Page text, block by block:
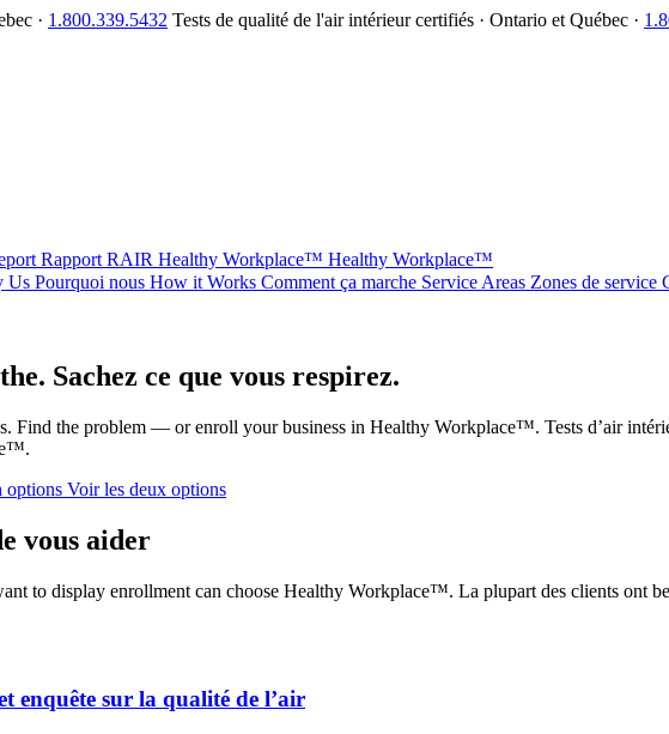
· 1.800.339.5432 Tests de qualité de l'air intérieur certifiés · Ontario et Québec ·
Rapport RAIR Healthy Workplace™ Healthy Workplace™
Us Pourquoi nous How it Works Comment ça marche Service Areas Zones de service
Sachez ce que vous respirez.
Find the problem — or enroll your business in Healthy Workplace™. Tests d’air
options Voir les deux options
vous aider
to display enrollment can choose Healthy Workplace™. La plupart des clients ont
enquête sur la qualité de l’air